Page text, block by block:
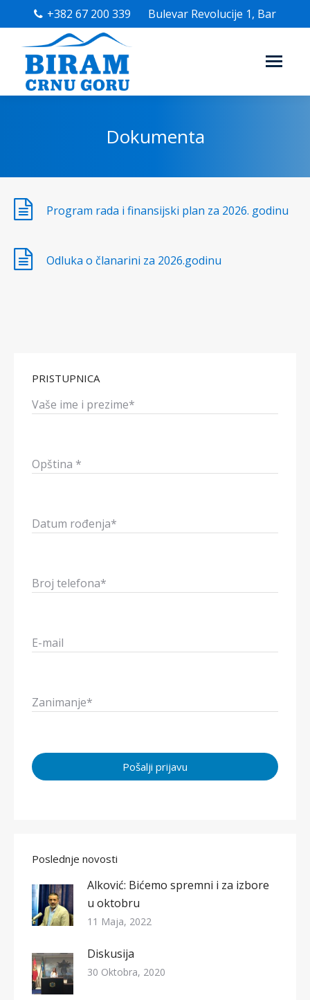
+382 67 200 339 Bulevar Revolucije 1, Bar
Dokumenta
Program rada i finansijski plan za 2026. godinu
Odluka o članarini za 2026.godinu
PRISTUPNICA
Vaše ime i prezime*
Opština *
Datum rođenja*
Broj telefona*
E-mail
Zanimanje*
Poslednje novosti
Alković: Bićemo spremni i za izbore
u oktobru
11 Maja, 2022
Diskusija
30 Oktobra, 2020